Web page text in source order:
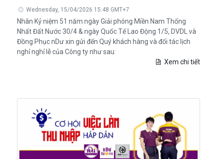
Wednesday, 15/04/2026 15:48 GMT+7
Nhân Kỷ niệm 51 năm ngày Giải phóng Miền Nam Thống
Nhất Đất Nước 30/4 & ngày Quốc Tế Lao Động 1/5, DVDL và
Đồng Phục nDư xin gửi đến Quý khách hàng và đối tác lịch
nghỉ nghỉ lễ của Công ty như sau:
Xem chi tiết